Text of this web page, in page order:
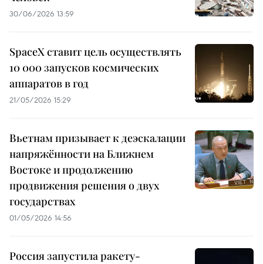
30/06/2026 13:59
SpaceX ставит цель осуществлять
10 000 запусков космических
аппаратов в год
21/05/2026 15:29
Вьетнам призывает к деэскалации
напряжённости на Ближнем
Востоке и продолжению
продвижения решения о двух
государствах
01/05/2026 14:56
Россия запустила ракету-